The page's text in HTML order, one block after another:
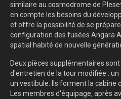
similaire au cosmodrome de
en compte les besoins du
et offre la possibilité de se
configuration des fusées Angara
spatial habité de nouvelle
Deux pièces supplémentaires
d'entretien de la tour modifiée :
un vestibule. Ils forment la cabine
Les membres d'équipage, après